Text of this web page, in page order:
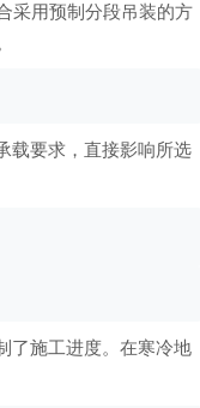
采用预制分段吊装的方
载要求，直接影响所选
了施工进度。在寒冷地